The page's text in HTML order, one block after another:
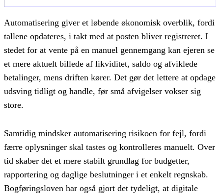
Automatisering giver et løbende økonomisk overblik, fordi
tallene opdateres, i takt med at posten bliver registreret. I
stedet for at vente på en manuel gennemgang kan ejeren se
et mere aktuelt billede af likviditet, saldo og afviklede
betalinger, mens driften kører. Det gør det lettere at opdage
udsving tidligt og handle, før små afvigelser vokser sig
store.
Samtidig mindsker automatisering risikoen for fejl, fordi
færre oplysninger skal tastes og kontrolleres manuelt. Over
tid skaber det et mere stabilt grundlag for budgetter,
rapportering og daglige beslutninger i et enkelt regnskab.
Bogføringsloven har også gjort det tydeligt, at digitale